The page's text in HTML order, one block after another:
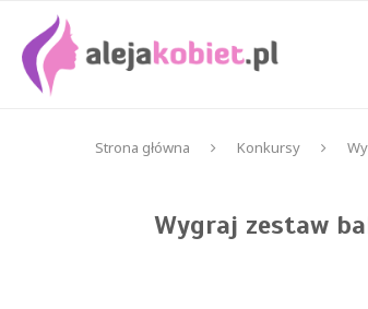
Strona główna Konkursy
Wygraj zestaw